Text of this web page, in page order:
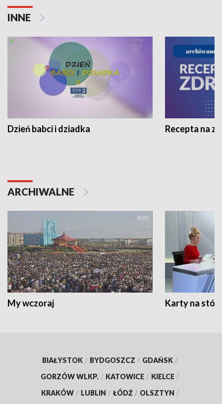
INNE
Dzień babci i dziadka Recepta na
ARCHIWALNE
My wczoraj Karty na
BIAŁYSTOK / BYDGOSZCZ / GDAŃSK /
GORZÓW WLKP. / KATOWICE / KIELCE /
KRAKÓW / LUBLIN / ŁÓDŹ / OLSZTYN /